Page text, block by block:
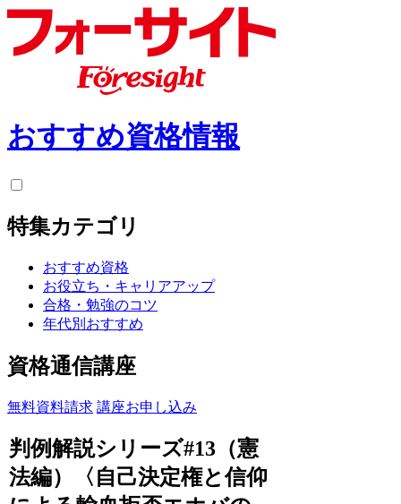
おすすめ資格情報
特集カテゴリ
おすすめ資格
お役立ち・キャリアアップ
合格・勉強のコツ
年代別おすすめ
資格通信講座
無料資料請求 講座お申し込み
判例解説シリーズ#13（憲
法編）〈自己決定権と信仰